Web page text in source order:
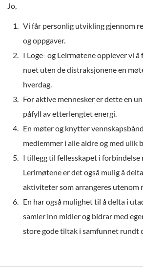
Jo,
Vi får personlig utvikling gjennom
og oppgaver.
I Loge- og Leirmøtene opplever vi
nuet uten de distraksjonene en
hverdag.
For aktive mennesker er dette en
påfyll av etterlengtet energi.
En møter og knytter
medlemmer i alle aldre og med ulik
I tillegg til fellesskapet i forbindelse
Lerimøtene er det også mulig å
aktiviteter som arrangeres utenom
En har også mulighet til å delta i
samler inn midler og bidrar med
store gode tiltak i samfunnet rundt